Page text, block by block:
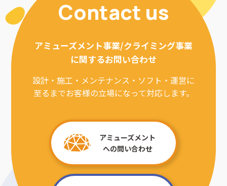
Contact us
アミューズメント事業/クライミング事業
に関するお問い合わせ
設計・施工・メンテナンス・ソフト・運営に
至るまでお客様の立場になって対応します。
アミューズメント
への問い合わせ